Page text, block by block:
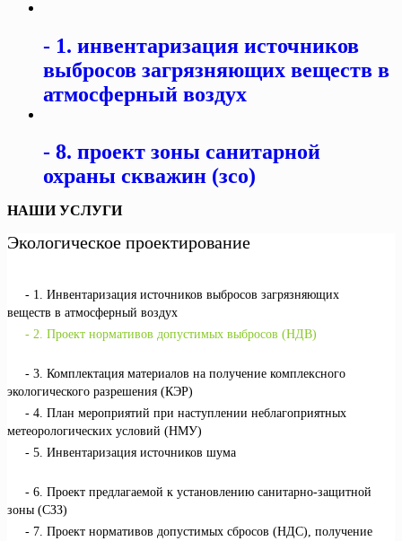
1. инвентаризация источников
выбросов загрязняющих веществ в
атмосферный воздух
8. проект зоны санитарной
охраны скважин (зсо)
НАШИ УСЛУГИ
Экологическое проектирование
1. Инвентаризация источников выбросов загрязняющих
веществ в атмосферный воздух
2. Проект нормативов допустимых выбросов (НДВ)
3. Комплектация материалов на получение комплексного
экологического разрешения (КЭР)
4. План мероприятий при наступлении неблагоприятных
метеорологических условий (НМУ)
5. Инвентаризация источников шума
6. Проект предлагаемой к установлению санитарно-защитной
зоны (СЗЗ)
7. Проект нормативов допустимых сбросов (НДС), получение